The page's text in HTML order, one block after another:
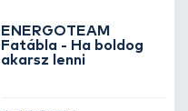
ENERGOTEAM
Fatábla - Ha boldog
akarsz lenni